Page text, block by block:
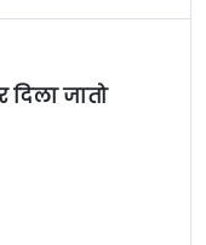
दिला जातो